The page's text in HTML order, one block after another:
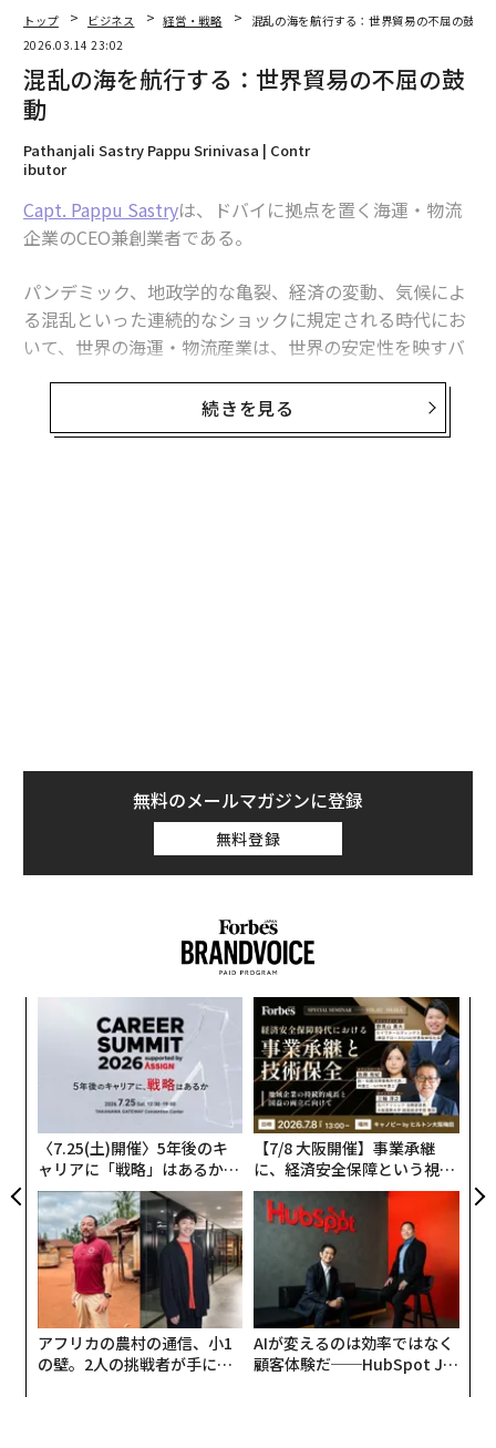
トップ ビジネス 経営・戦略
混乱の海を航行する：世界貿易の不屈の鼓動
2026.03.14 23:02
混乱の海を航行する：世界貿易の不屈の鼓
動
Pathanjali Sastry Pappu Srinivasa | Contr
ibutor
Capt. Pappu Sastryは、ドバイに拠点を置く海運・物流
企業のCEO兼創業者である。
パンデミック、地政学的な亀裂、経済の変動、気候によ
る混乱といった連続的なショックに規定される時代にお
いて、世界の海運・物流産業は、世界の安定性を映すバ
現代のロジスティクスは、鋭い不均衡を管理する営みで
ある。とりわけ2022年以降の地政学環境は、その明確な
ケーススタディを提供してきた。東欧や紅海で見られる
第一に、主要な輸送回廊が寸断される。領空閉鎖、水路
の機雷敷設、あるいは（船舶へのフーシ派の攻撃
な）攻撃の脅威は、劇的な迂回を強いる。アジア─欧州
の航路を喜望峰回りに変更すれば、航海距離は数千海里
伸び、追加燃料を消費し、納期は数週間遅れ、結果とし
て船腹供給を市場から実質的に引き揚げることになる。
第二に、戦争は制裁体制を引き起こし、コンプライアン
スという複雑な並行世界を生む。物流企業は、所有構
造、原産地、積み替え地点を精査するフォレンジック分
析者とならざるを得ず、各国の規制が入り組むパッチワ
ークを進まねばならない。この法的迷宮は事務負担を増
大させ、高額なデューデリジェンスを必要とし、世界の
海運を「適合」と「非適合」の流れに分断する。
第三に、そして広範な経済にとっておそらく最も重要な
のは、紛争がエネルギーと食料の不安を増幅させる点
続きを見る
無料のメールマガジンに登録
無料登録
〈7.25(土)開催〉5年後のキ
ャリアに「戦略」はあるか。
トップエグゼクティブのキャ
リアに触れる1日│CAREER S
UMMIT 2026
【7/8 大阪開催】事業承継
に、経済安全保障という視点
が加わるとき──経営者が問
われる新たな判断軸
アフリカの農村の通信、小1
の壁。2人の挑戦者が手にし
AIが変えるのは効率ではなく
顧客体験だ──HubSpot Ja